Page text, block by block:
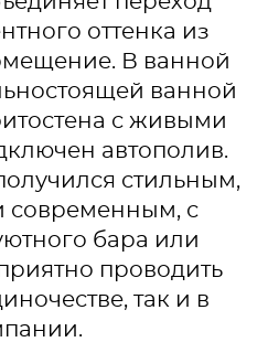
оттенка из
В ванной
ванной
с живыми
автополив.
стильным,
современным, с
бара или
проводить
так и в